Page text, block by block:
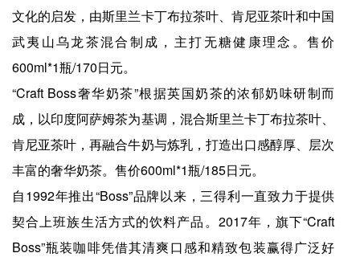
文化的启发，由斯里兰卡丁布拉茶叶、肯尼亚茶叶和中国
武夷山乌龙茶混合制成，主打无糖健康理念。售价
600ml*1瓶/170日元。
“Craft Boss奢华奶茶”根据英国奶茶的浓郁奶味研制而
成，以印度阿萨姆茶为基调，混合斯里兰卡丁布拉茶叶、
肯尼亚茶叶，再融合牛奶与炼乳，打造出口感醇厚、层次
丰富的奢华奶茶。售价600ml*1瓶/185日元。
自1992年推出“Boss”品牌以来，三得利一直致力于提供
契合上班族生活方式的饮料产品。2017年，旗下“Craft
Boss”瓶装咖啡凭借其清爽口感和精致包装赢得广泛好